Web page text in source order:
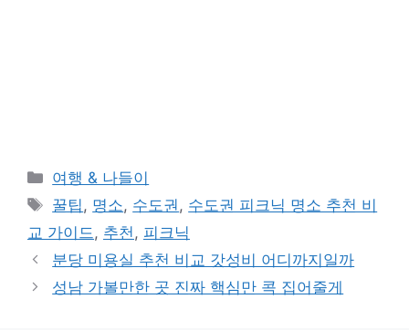
카
테
리
여행 & 나들이
태
그
꿀팁 , 명소, 수도권 , 수도권 피크닉 명소 추천 비
교 가이드 , 추천 , 피크닉
분당 미용실 추천 비교 갓성비 어디까지일까
성남 가볼만한 곳 진짜 핵심만 콕 집어줄게